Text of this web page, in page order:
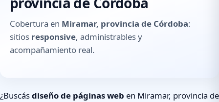
Cobertura en Miramar, provincia de Córdoba:
sitios responsive, administrables y
acompañamiento real.
¿Buscásdiseño de páginas web en Miramar, provincia de